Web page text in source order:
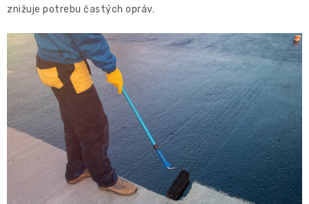
znižuje potrebu častých opráv.